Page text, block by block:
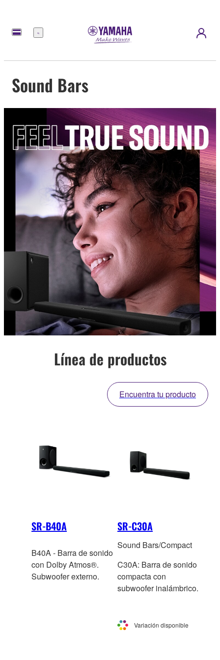
Menú
Sound Bars
Línea de productos
Encuentra tu producto
SR-B40A
B40A - Barra de sonido
con Dolby Atmos®.
Subwoofer externo.
SR-C30A
Sound Bars/Compact
C30A: Barra de sonido
compacta con
subwoofer inalámbrico.
Variación disponible